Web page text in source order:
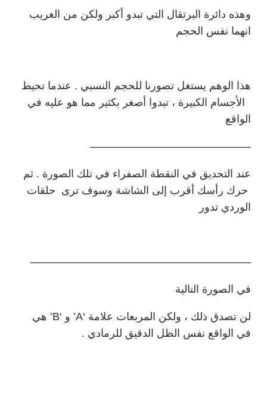
وهذه دائرة البرتقال التي تبدو أكبر ولكن من الغريب
انهما نفس الحجم
هذا الوهم يستغل تصورنا للحجم النسبي . عندما تحيط
الأجسام الكبيرة ، تبدوا أصغر بكثير مما هو عليه في
الواقع
———————————————
عند التحديق في النقطة الصفراء في تلك الصورة . ثم
حرك رأسك أقرب إلى الشاشة وسوف ترى حلقات
الوردي تدور
————————————————————–
في الصورة التالية
لن تصدق ذلك ، ولكن المربعات علامة ‘A’ و ‘B’ هي
في الواقع نفس الظل الدقيق للرمادي .